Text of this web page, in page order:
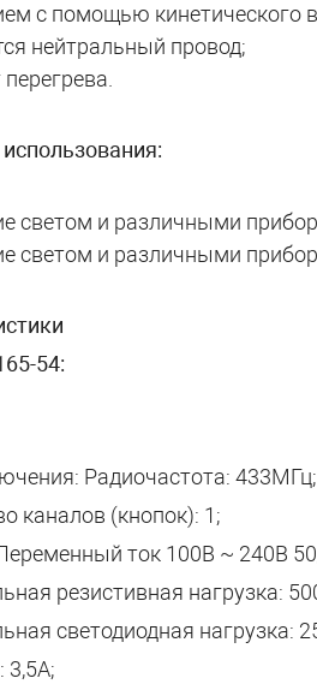
с помощью кинетического
нейтральный провод;
светом и различными
светом и различными
54:
Радиочастота: 433МГц;
каналов (кнопок): 1;
ток 100В ~ 240В
резистивная нагрузка:
светодиодная нагрузка:
3,5А;